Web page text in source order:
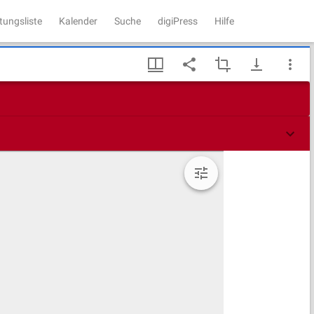
Kalender Suche digiPress Hilfe